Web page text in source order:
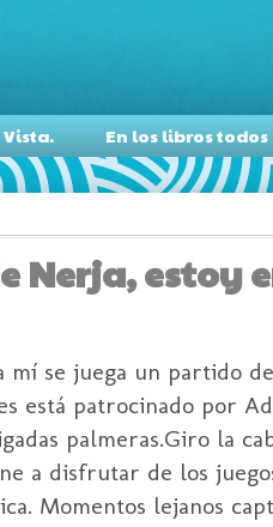
Vista. En los libros
Nerja, estoy
mí se juega un partido
está patrocinado por
palmeras.Giro la
a disfrutar de los
Momentos lejanos